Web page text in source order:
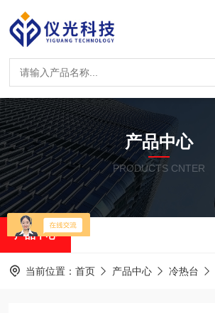
产品中心
PRODUCTS CNTER
产品中心
当前位置： 首页 产品中心 冷热台